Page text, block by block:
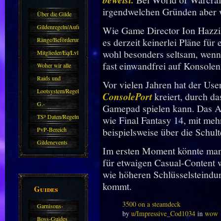
Über die Gilde
(DAW)
Gildenregeln/Aufnahme
Ränge/Beförderungen
Mitglieder/Eq/Lvl
Woher wir alle
kommen.
Raids und
Zubehör
Lootsystem/Regeln
G.-
Sparkasse/Goldleihen
TS³ Daten/Regeln
PvP-Bereich
Gildenevents
Guides
Garnisons-
Guides
Boss-Guides
irgendwelchen Gründen aber
Wie Game Director Ion
es derzeit keinerlei Pläne für
wohl besonders seltsam,
fast einwandfrei auf
Vor vielen Jahren hat der
ConsolePortkreiert, durch
Gamepad spielen kann. Das
wie Final Fantasy 14, mit
beispielsweise über die
Im ersten Moment könnte
für etwaigen Casual-
wie höheren
kommt.
3500 on a steamdeck
by u/Impressive_Cod1034in wow